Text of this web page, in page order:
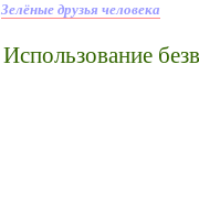
Зелёные друзья человека
Использование